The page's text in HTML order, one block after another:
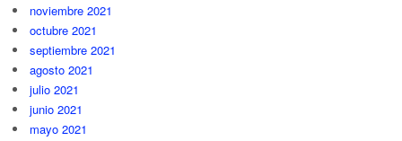
noviembre 2021
octubre 2021
septiembre 2021
agosto 2021
julio 2021
junio 2021
mayo 2021